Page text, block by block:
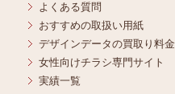
よくある質問
おすすめの取扱い用紙
デザインデータの買取り料金
女性向けチラシ専門サイト
実績一覧